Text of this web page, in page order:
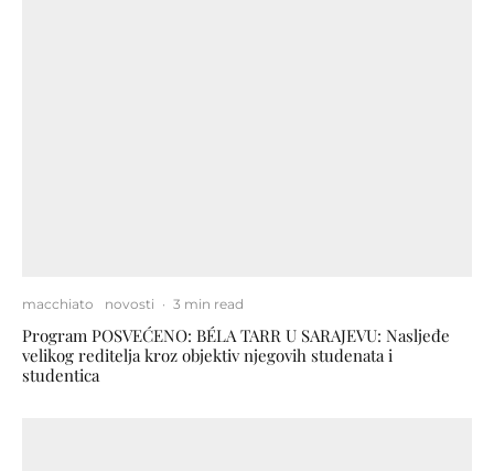
macchiato novosti · 3 min read
Program POSVEĆENO: BÉLA TARR U SARAJEVU: Nasljeđe
velikog reditelja kroz objektiv njegovih studenata i
studentica